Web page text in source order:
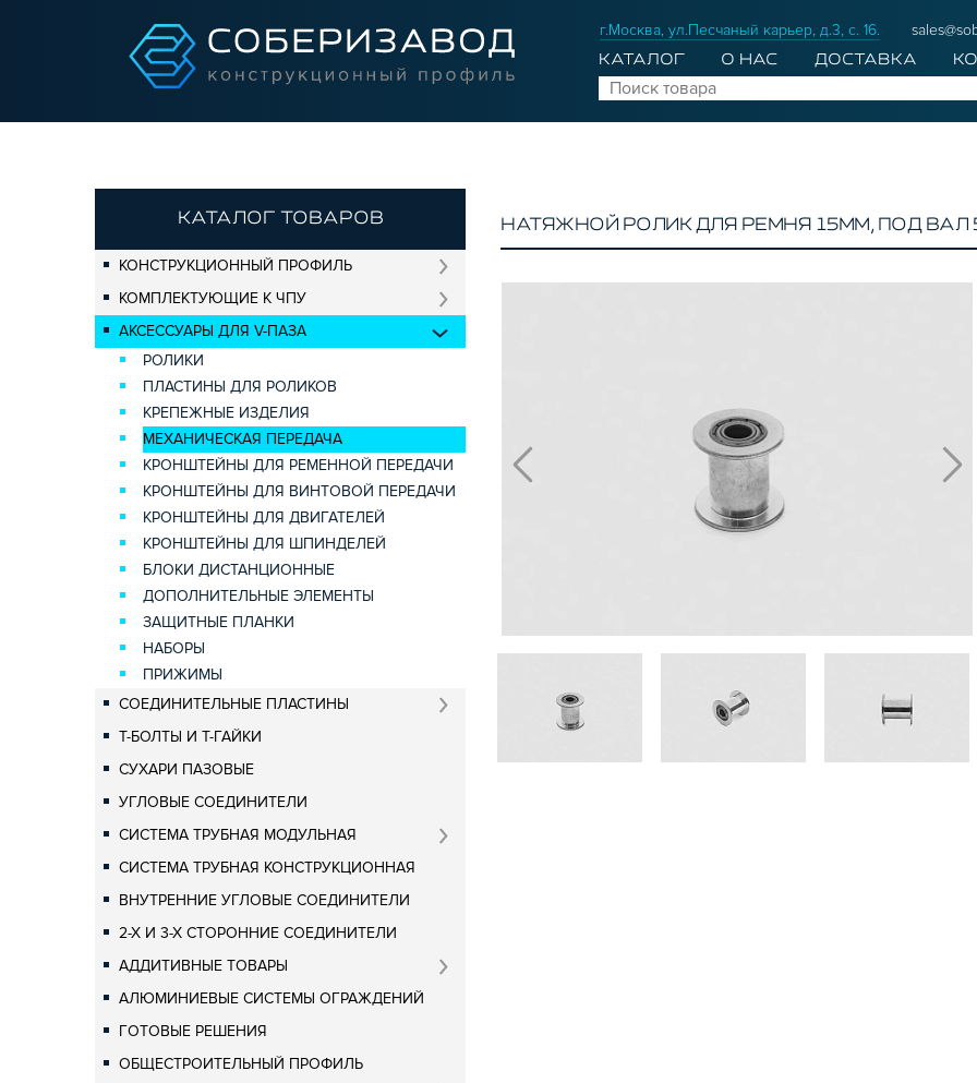
г.Москва, ул.Песчаный карьер, д.3, с. 16.
КАТАЛОГ О НАС ДОСТАВКА
КАТАЛОГ ТОВАРОВ
КОНСТРУКЦИОННЫЙ ПРОФИЛЬ
КОМПЛЕКТУЮЩИЕ К ЧПУ
АКСЕССУАРЫ ДЛЯ V-ПАЗА
РОЛИКИ
ПЛАСТИНЫ ДЛЯ РОЛИКОВ
КРЕПЕЖНЫЕ ИЗДЕЛИЯ
МЕХАНИЧЕСКАЯ ПЕРЕДАЧА
КРОНШТЕЙНЫ ДЛЯ РЕМЕННОЙ ПЕРЕДАЧИ
КРОНШТЕЙНЫ ДЛЯ ВИНТОВОЙ ПЕРЕДАЧИ
КРОНШТЕЙНЫ ДЛЯ ДВИГАТЕЛЕЙ
КРОНШТЕЙНЫ ДЛЯ ШПИНДЕЛЕЙ
БЛОКИ ДИСТАНЦИОННЫЕ
ДОПОЛНИТЕЛЬНЫЕ ЭЛЕМЕНТЫ
ЗАЩИТНЫЕ ПЛАНКИ
НАБОРЫ
ПРИЖИМЫ
СОЕДИНИТЕЛЬНЫЕ ПЛАСТИНЫ
Т-БОЛТЫ И Т-ГАЙКИ
СУХАРИ ПАЗОВЫЕ
УГЛОВЫЕ СОЕДИНИТЕЛИ
СИСТЕМА ТРУБНАЯ МОДУЛЬНАЯ
СИСТЕМА ТРУБНАЯ КОНСТРУКЦИОННАЯ
ВНУТРЕННИЕ УГЛОВЫЕ СОЕДИНИТЕЛИ
2-Х И 3-Х СТОРОННИЕ СОЕДИНИТЕЛИ
АДДИТИВНЫЕ ТОВАРЫ
АЛЮМИНИЕВЫЕ СИСТЕМЫ ОГРАЖДЕНИЙ
ГОТОВЫЕ РЕШЕНИЯ
ОБЩЕСТРОИТЕЛЬНЫЙ ПРОФИЛЬ
НАТЯЖНОЙ РОЛИК ДЛЯ РЕМНЯ 15ММ, ПОД ВАЛ